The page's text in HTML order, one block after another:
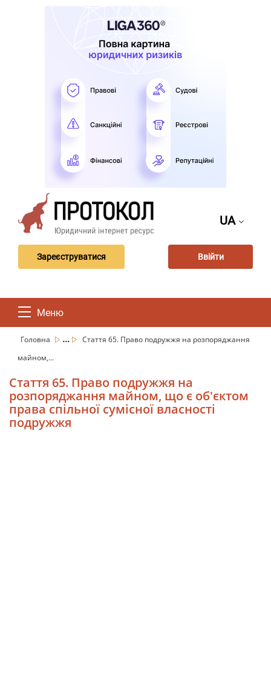
UA
Зареєструватися Ввійти
Меню
Головна ...
Стаття 65. Право подружжя на розпоряджання
майном,...
Стаття 65. Право подружжя на
розпоряджання майном, що є об'єктом
права спільної сумісної власності
подружжя